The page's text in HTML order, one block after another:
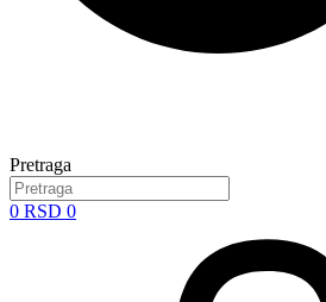
Pretraga
0 RSD 0